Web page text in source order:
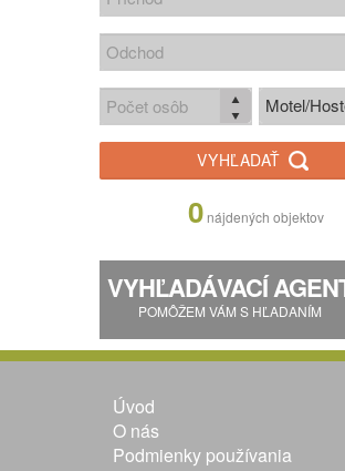
Motel/
VYHĽADAŤ
0 nájdených objektov
VYHĽADÁVACÍ
POMÔŽEM VÁM S HĽADANÍM
Úvod
O nás
Podmienky používania